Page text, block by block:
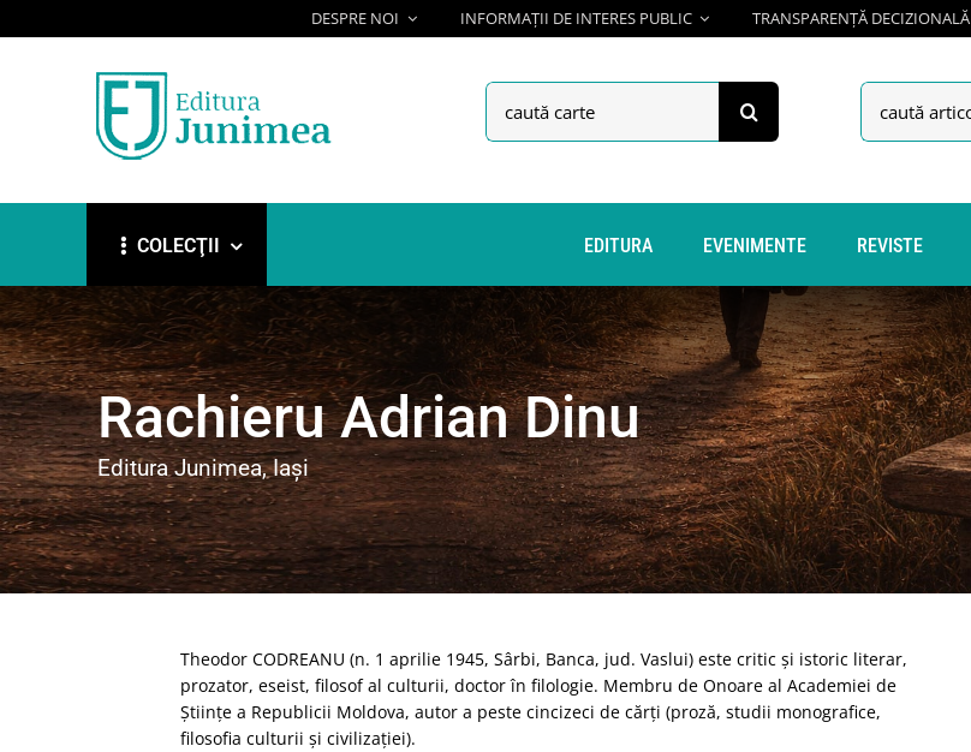
to
DESPRE NOI INFORMAȚII DE INTERES PUBLIC TRANSPARENȚĂ DECIZIONALĂ
Search
for:
Search
for:
COLECŢII EDITURA EVENIMENTE REVISTE
Rachieru Adrian Dinu
Editura Junimea, Iași
Theodor CODREANU (n. 1 aprilie 1945, Sârbi, Banca, jud. Vaslui) este critic şi istoric literar,
prozator, eseist, filosof al culturii, doctor în filologie. Membru de Onoare al Academiei de
Ştiinţe a Republicii Moldova, autor a peste cincizeci de cărţi (proză, studii monografice,
filosofia culturii şi civilizaţiei).